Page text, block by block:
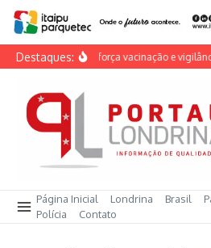
Ir para o conteúdo
Destaques:Cambé reforça vacinação e
Página Inicial Londrina Brasil
Polícia
Contato